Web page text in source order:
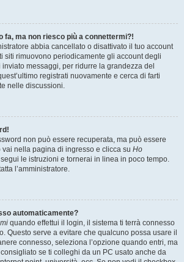
fa, ma non riesco più a connettermi?!
abbia cancellato o disattivato il tuo account
siti rimuovono periodicamente gli account degli
messaggi, per ridurre la grandezza del
registrati nuovamente e cerca di farti
nelle discussioni.
non può essere recuperata, ma può essere
nella pagina di ingresso e clicca su Ho
segui le istruzioni e tornerai in linea in poco tempo.
l’amministratore.
automaticamente?
quando effettui il login, il sistema ti terrà connesso
Questo serve a evitare che qualcuno possa usare il
connesso, seleziona l’opzione quando entri, ma
se ti colleghi da un PC usato anche da